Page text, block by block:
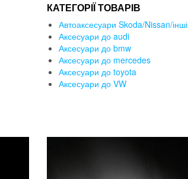
КАТЕГОРІЇ ТОВАРІВ
Автоаксесуари Skoda/Nissan/інші
Аксесуари до audi
Аксесуари до bmw
Аксесуари до mercedes
Аксесуари до toyota
Аксесуари до VW